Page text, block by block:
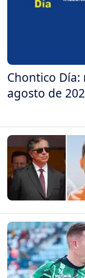
Chontico
agosto de